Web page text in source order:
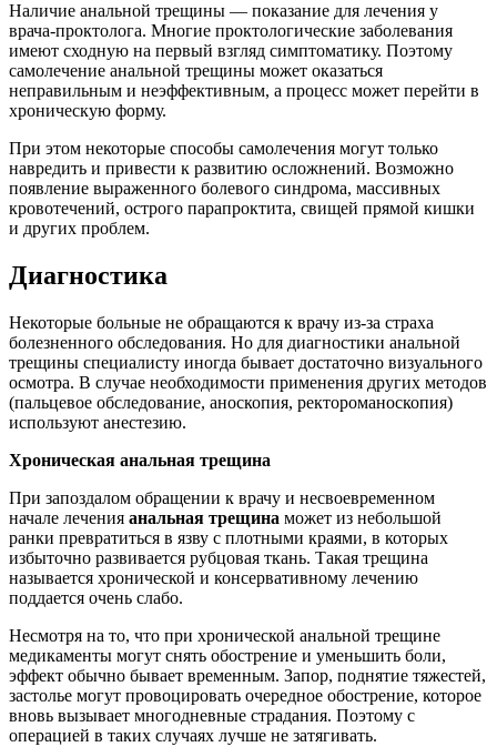
Наличие анальной трещины — показание для лечения у
врача-проктолога. Многие проктологические заболевания
имеют сходную на первый взгляд симптоматику. Поэтому
самолечение анальной трещины может оказаться
неправильным и неэффективным, а процесс может перейти в
хроническую форму.
При этом некоторые способы самолечения могут только
навредить и привести к развитию осложнений. Возможно
появление выраженного болевого синдрома, массивных
кровотечений, острого парапроктита, свищей прямой кишки
и других проблем.
Диагностика
Некоторые больные не обращаются к врачу из-за страха
болезненного обследования. Но для диагностики анальной
трещины специалисту иногда бывает достаточно визуального
осмотра. В случае необходимости применения других методов
(пальцевое обследование, аноскопия, ректороманоскопия)
используют анестезию.
Хроническая анальная трещина
При запоздалом обращении к врачу и несвоевременном
начале лечения анальная трещина может из небольшой
ранки превратиться в язву с плотными краями, в которых
избыточно развивается рубцовая ткань. Такая трещина
называется хронической и консервативному лечению
поддается очень слабо.
Несмотря на то, что при хронической анальной трещине
медикаменты могут снять обострение и уменьшить боли,
эффект обычно бывает временным. Запор, поднятие тяжестей,
застолье могут провоцировать очередное обострение, которое
вновь вызывает многодневные страдания. Поэтому с
операцией в таких случаях лучше не затягивать.